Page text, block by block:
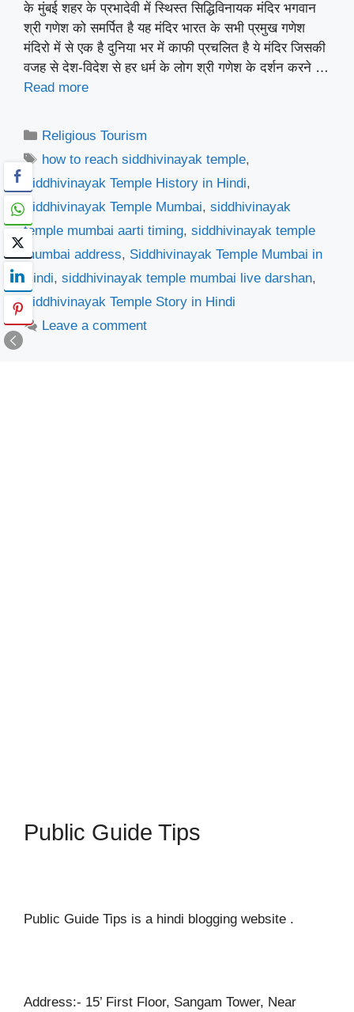
के मुंबई शहर के प्रभादेवी में स्थिस्त सिद्धिविनायक मंदिर भगवान
श्री गणेश को समर्पित है यह मंदिर भारत के सभी प्रमुख गणेश
मंदिरो में से एक है दुनिया भर में काफी प्रचलित है ये मंदिर जिसकी
वजह से देश-विदेश से हर धर्म के लोग श्री गणेश के दर्शन करने …
Read more
Categories
Religious Tourism
Tags
how to reach siddhivinayak temple,
Siddhivinayak Temple History in Hindi,
Siddhivinayak Temple Mumbai, siddhivinayak
temple mumbai aarti timing, siddhivinayak temple
mumbai address, Siddhivinayak Temple Mumbai in
Hindi, siddhivinayak temple mumbai live darshan,
Siddhivinayak Temple Story in Hindi
Leave a comment
Public Guide Tips
Public Guide Tips is a hindi blogging website .
Address:- 15’ First Floor, Sangam Tower, Near